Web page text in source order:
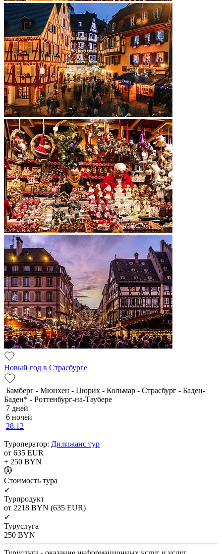
Новый год в Страсбурге
Бамберг - Мюнхен - Цюрих - Кольмар - Страсбург - Баден-
Баден* - Роттенбург-на-Таубере
7 дней
6 ночей
28.12
Туроператор: Дилижанс тур
от 635 EUR
+ 250 BYN
Cтоимость тура
✓
Турпродукт
от 2218 BYN (635 EUR)
✓
Туруслуга
250 BYN